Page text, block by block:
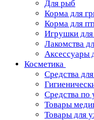
Для рыб
Корма для
Корма для
Игрушки
Лакомства
Аксессуары
Косметика
Средства
Средства по
Товары
Товары для